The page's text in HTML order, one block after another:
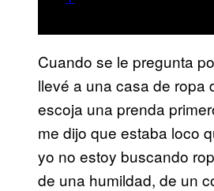
Cuando se le pregunta
llevé a una casa de ropa
escoja una prenda
me dijo que estaba loco
yo no estoy buscando
de una humildad, de un